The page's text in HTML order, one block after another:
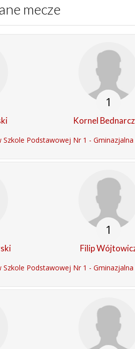
mecze
1
Kornel
Szkole Podstawowej Nr 1 - Gminazjalna
1
Filip
Szkole Podstawowej Nr 1 - Gminazjalna